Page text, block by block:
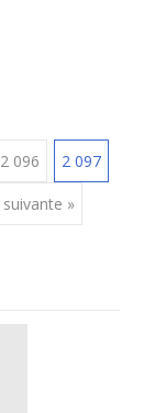
2 096 2 097
suivante »